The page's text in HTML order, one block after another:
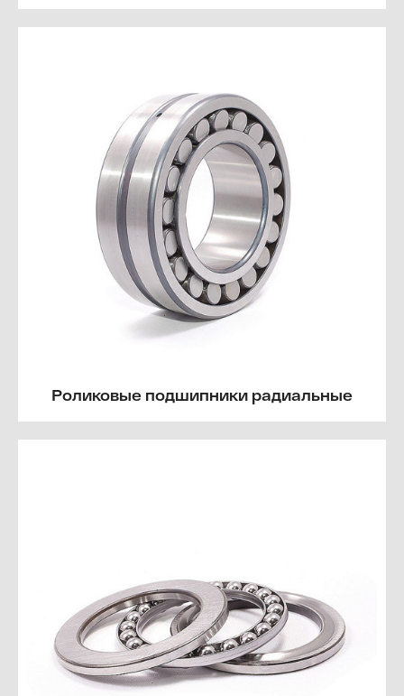
Роликовые подшипники радиальные